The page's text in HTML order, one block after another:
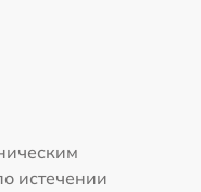
истечении